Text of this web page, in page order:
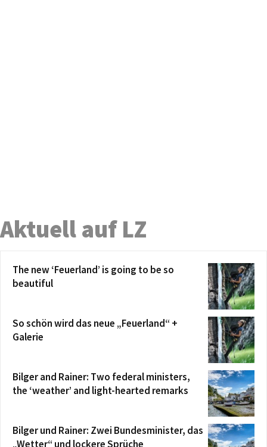
Aktuell auf LZ
The new ‘Feuerland’ is going to be so
beautiful
So schön wird das neue „Feuerland“ +
Galerie
Bilger and Rainer: Two federal ministers,
the ‘weather’ and light-hearted remarks
Bilger und Rainer: Zwei Bundesminister, das
„Wetter“ und lockere Sprüche